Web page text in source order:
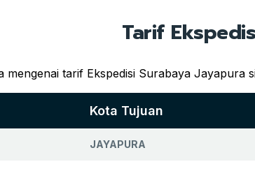
Tarif
mengenai tarif Ekspedisi Surabaya Jayapura
Kota Tujuan
JAYAPURA